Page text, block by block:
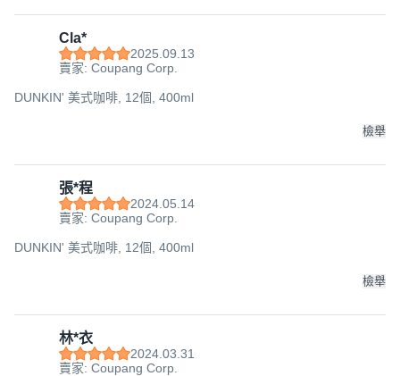
Cla*
2025.09.13
賣家: Coupang Corp.
DUNKIN' 美式咖啡, 12個, 400ml
檢舉
張*程
2024.05.14
賣家: Coupang Corp.
DUNKIN' 美式咖啡, 12個, 400ml
檢舉
林*衣
2024.03.31
賣家: Coupang Corp.